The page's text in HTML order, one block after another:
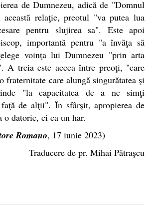
de Dumnezeu, adică de "Domnul
relaţie, preotul "va putea lua
pentru slujirea sa". Este apoi
importantă pentru "a învăţa să
voinţa lui Dumnezeu "prin arta
A treia este aceea între preoţi, "care
fraternitate care alungă singurătatea şi
"la capacitatea de a ne simţi
de alţii". În sfârşit, apropierea de
o datorie, ci ca un har.
Romano, 17 iunie 2023)
Traducere de pr. Mihai Pătraşcu